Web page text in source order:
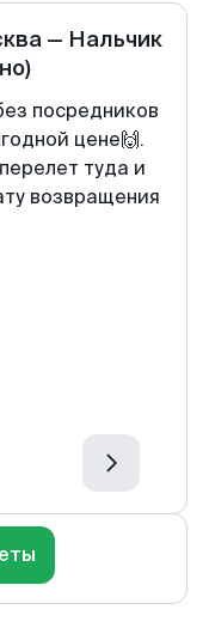
— Нальчик
посредников
цене🙌.
туда и
возвращения